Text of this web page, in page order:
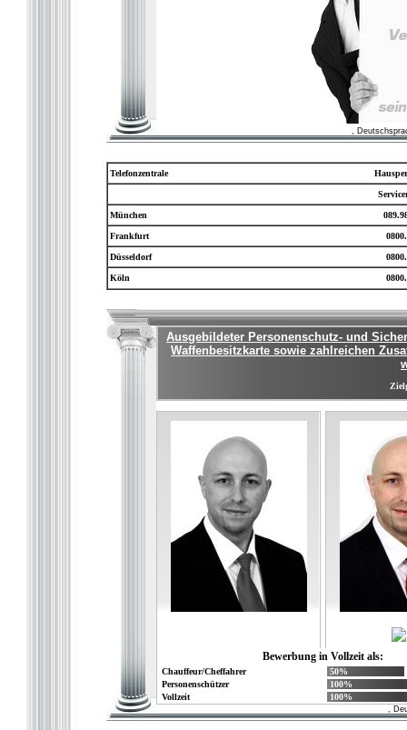
,
Telefonzentrale
München
Frankfurt
Düsseldorf
Köln
Ausgebildeter Personenschutz- und
Waffenbesitzkarte sowie zahlreichen
Bewerbung in Vollzeit als:
Chauffeur/Cheffahrer
50%
Personenschützer
100%
Vollzeit
100%
,